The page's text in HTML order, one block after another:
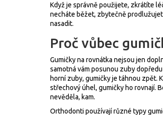
Když je správně použijete, zkrátíte
necháte běžet, zbytečně
nasadit.
Proč vůbec
Gumičky na rovnátka nejsou jen
samotná vám posunou zuby
horní zuby, gumičky je táhnou zpět.
střechový úhel, gumičky ho rovnají.
nevěděla, kam.
Orthodonti používají různé typy